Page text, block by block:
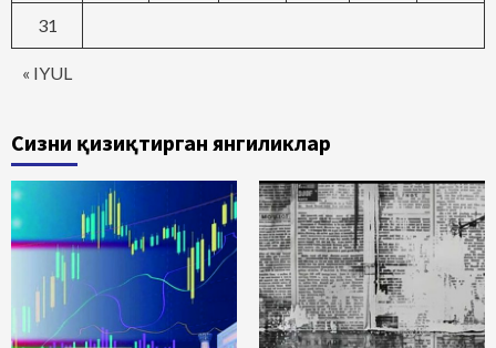
« IYUL
31
Сизни қизиқтирган янгиликлар